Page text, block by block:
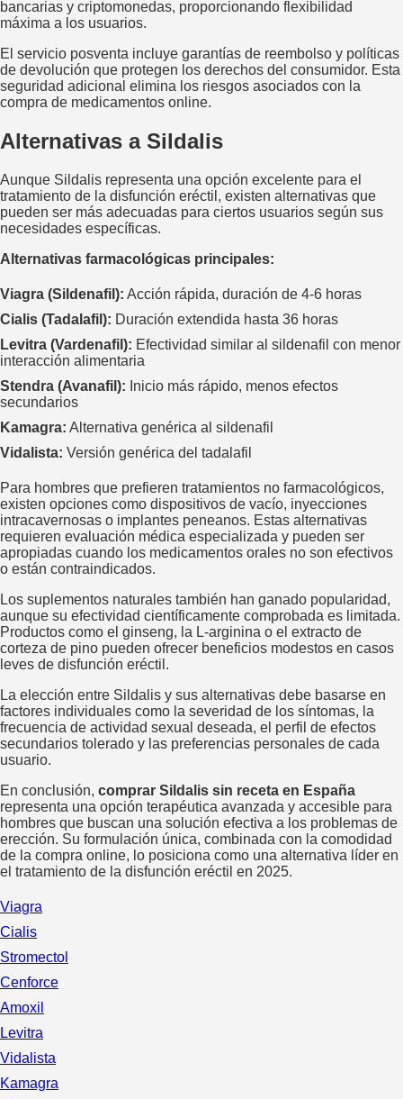
bancarias y criptomonedas, proporcionando flexibilidad
máxima a los usuarios.
El servicio posventa incluye garantías de reembolso y políticas
de devolución que protegen los derechos del consumidor. Esta
seguridad adicional elimina los riesgos asociados con la
compra de medicamentos online.
Alternativas a Sildalis
Aunque Sildalis representa una opción excelente para el
tratamiento de la disfunción eréctil, existen alternativas que
pueden ser más adecuadas para ciertos usuarios según sus
necesidades específicas.
Alternativas farmacológicas principales:
Viagra (Sildenafil): Acción rápida, duración de 4-6 horas
Cialis (Tadalafil): Duración extendida hasta 36 horas
Levitra (Vardenafil): Efectividad similar al sildenafil con menor
interacción alimentaria
Stendra (Avanafil): Inicio más rápido, menos efectos
secundarios
Kamagra: Alternativa genérica al sildenafil
Vidalista: Versión genérica del tadalafil
Para hombres que prefieren tratamientos no farmacológicos,
existen opciones como dispositivos de vacío, inyecciones
intracavernosas o implantes peneanos. Estas alternativas
requieren evaluación médica especializada y pueden ser
apropiadas cuando los medicamentos orales no son efectivos
o están contraindicados.
Los suplementos naturales también han ganado popularidad,
aunque su efectividad científicamente comprobada es limitada.
Productos como el ginseng, la L-arginina o el extracto de
corteza de pino pueden ofrecer beneficios modestos en casos
leves de disfunción eréctil.
La elección entre Sildalis y sus alternativas debe basarse en
factores individuales como la severidad de los síntomas, la
frecuencia de actividad sexual deseada, el perfil de efectos
secundarios tolerado y las preferencias personales de cada
usuario.
En conclusión, comprar Sildalis sin receta en España
representa una opción terapéutica avanzada y accesible para
hombres que buscan una solución efectiva a los problemas de
erección. Su formulación única, combinada con la comodidad
de la compra online, lo posiciona como una alternativa líder en
el tratamiento de la disfunción eréctil en 2025.
Viagra
Cialis
Stromectol
Cenforce
Amoxil
Levitra
Vidalista
Kamagra